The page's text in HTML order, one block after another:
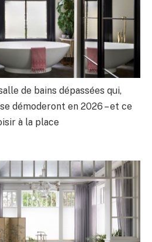
de bains dépassées qui,
démoderont en 2026 – et ce
à la place